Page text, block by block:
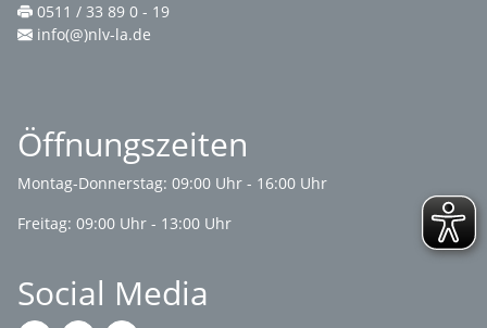
0511 / 33 89 0 - 19
info(@)nlv-la.de
Öffnungszeiten
Montag-Donnerstag: 09:00 Uhr - 16:00 Uhr
Freitag: 09:00 Uhr - 13:00 Uhr
Social Media